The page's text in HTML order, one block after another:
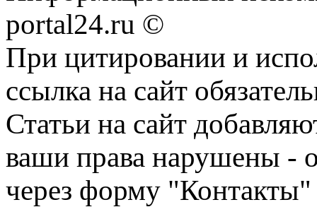
portal24.ru ©
При цитировании и
ссылка на сайт
Статьи на сайт
ваши права нарушены -
через форму "Контакты"